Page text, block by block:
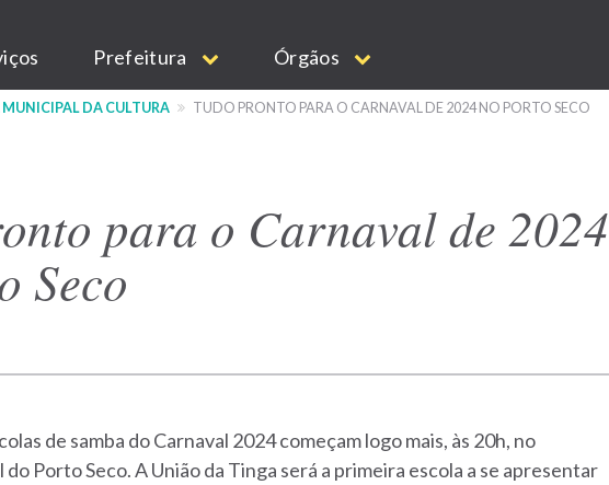
Prefeitura Órgãos
MUNICIPAL DA CULTURA TUDO PRONTO PARA O CARNAVAL DE 2024 NO PORTO SECO
para o Carnaval de 2024
Seco
de samba do Carnaval 2024 começam logo mais, às 20h, no
Porto Seco. A União da Tinga será a primeira escola a se apresentar